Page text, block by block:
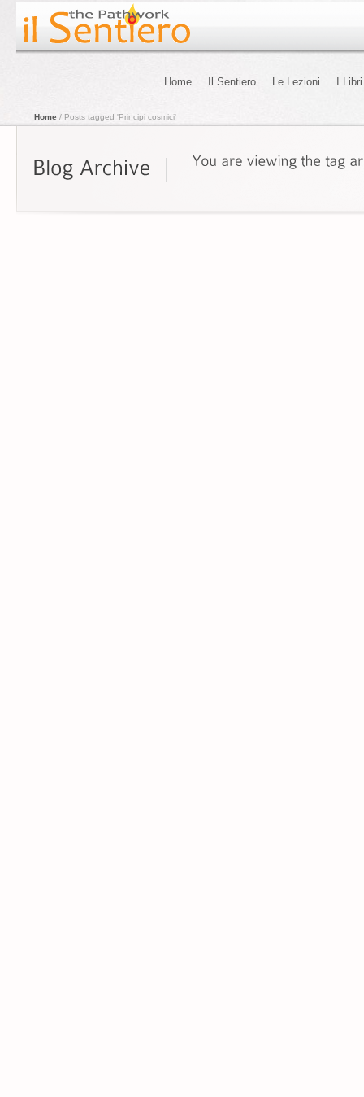
Home Il Sentiero Le Lezioni I Libri
Home / Posts tagged 'Principi cosmici'